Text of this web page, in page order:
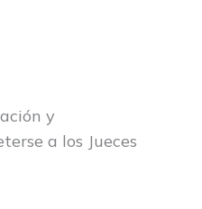
y
a los Jueces